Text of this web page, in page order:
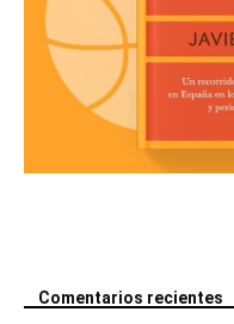
Comentarios recientes